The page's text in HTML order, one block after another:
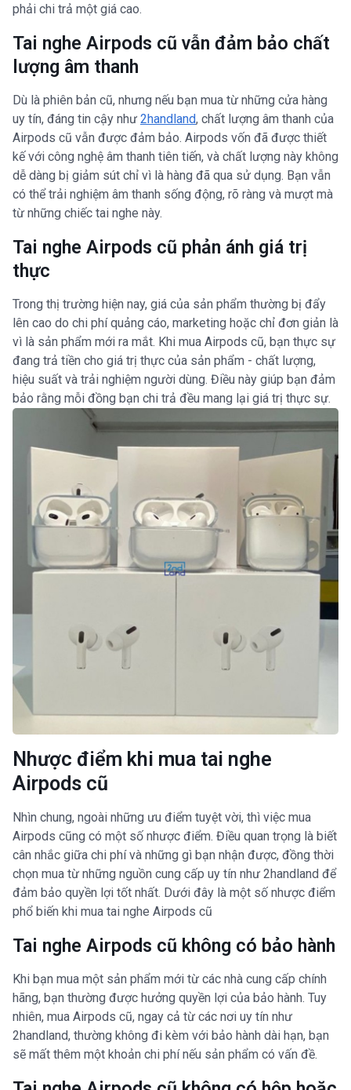
phải chi trả một giá cao.
Tai nghe Airpods cũ vẫn đảm bảo chất
lượng âm thanh
Dù là phiên bản cũ, nhưng nếu bạn mua từ những cửa hàng
uy tín, đáng tin cậy như 2handland, chất lượng âm thanh của
Airpods cũ vẫn được đảm bảo. Airpods vốn đã được thiết
kế với công nghệ âm thanh tiên tiến, và chất lượng này không
dễ dàng bị giảm sút chỉ vì là hàng đã qua sử dụng. Bạn vẫn
có thể trải nghiệm âm thanh sống động, rõ ràng và mượt mà
từ những chiếc tai nghe này.
Tai nghe Airpods cũ phản ánh giá trị
thực
Trong thị trường hiện nay, giá của sản phẩm thường bị đẩy
lên cao do chi phí quảng cáo, marketing hoặc chỉ đơn giản là
vì là sản phẩm mới ra mắt. Khi mua Airpods cũ, bạn thực sự
đang trả tiền cho giá trị thực của sản phẩm - chất lượng,
hiệu suất và trải nghiệm người dùng. Điều này giúp bạn đảm
bảo rằng mỗi đồng bạn chi trả đều mang lại giá trị thực sự.
Nhược điểm khi mua tai nghe
Airpods cũ
Nhìn chung, ngoài những ưu điểm tuyệt vời, thì việc mua
Airpods cũng có một số nhược điểm. Điều quan trọng là biết
cân nhắc giữa chi phí và những gì bạn nhận được, đồng thời
chọn mua từ những nguồn cung cấp uy tín như 2handland để
đảm bảo quyền lợi tốt nhất. Dưới đây là một số nhược điểm
phổ biến khi mua tai nghe Airpods cũ
Tai nghe Airpods cũ không có bảo hành
Khi bạn mua một sản phẩm mới từ các nhà cung cấp chính
hãng, bạn thường được hưởng quyền lợi của bảo hành. Tuy
nhiên, mua Airpods cũ, ngay cả từ các nơi uy tín như
2handland, thường không đi kèm với bảo hành dài hạn, bạn
sẽ mất thêm một khoản chi phí nếu sản phẩm có vấn đề.